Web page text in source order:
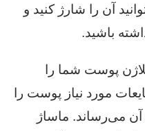
آن را شارژ کنید و
باشید.
پوست شما را
مورد نیاز پوست را
آن می‌رساند. ماساژ